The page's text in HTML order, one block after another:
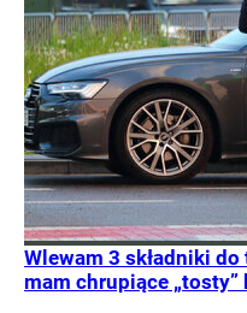
Wlewam 3 składniki
mam chrupiące „tosty”